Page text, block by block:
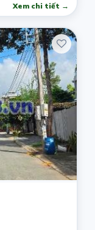
Xem chi tiết →